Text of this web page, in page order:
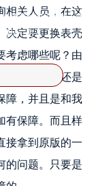
随着时间的消逝，逐渐
维护，可
相关人员，在这
决定要更换表壳
考虑哪些呢？由
以我们肯定还是
障，并且是和我
有保障。而且样
接拿到原版的一
的问题。只要是